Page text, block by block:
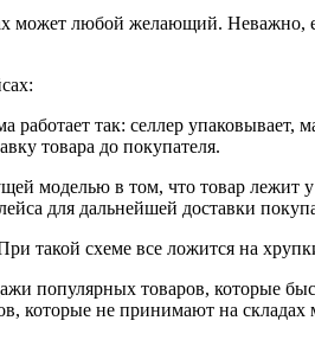
любой желающий. Неважно,
так: селлер
товара до покупателя.
моделью в том, что товар
для дальнейшей доставки
такой схеме все ложится на
популярных товаров, которые
которые не принимают на